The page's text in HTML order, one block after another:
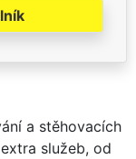
a stěhovacích
služeb, od